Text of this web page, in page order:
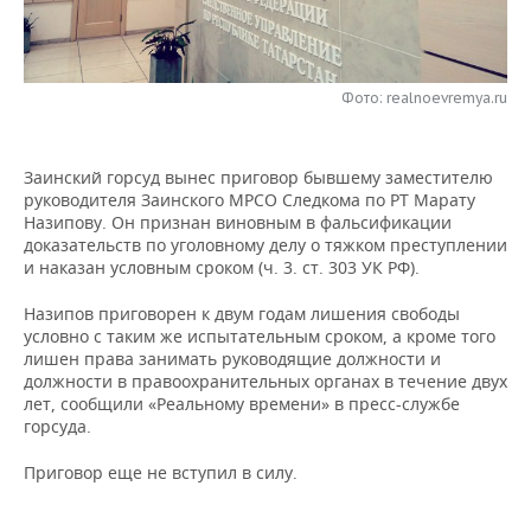
НЕФТЕХИМИЯ
НЕФТЬ
ЭНЕРГЕТИКА
РОЗНИЧНАЯ ТОРГОВЛЯ
НОВОСТИ ТЕХНОЛОГИЙ
ТЕЛЕКОММУНИКАЦИИ
МЕРОПРИЯТИЯ
БИЗНЕС-БРАНЧИ
ONLINE-КОНФЕРЕНЦИИ
ОТКРЫТАЯ ЛЕКЦИЯ
ФУТБОЛ
ХОККЕЙ
БАСКЕТБОЛ
ВОЛЕЙБОЛ
КИБЕРСПОРТ
ФИГУРНОЕ КАТАНИЕ
НОВОСТИ ОБЩЕСТВА
ВЛАСТЬ
ИНФРАСТРУКТУРА
ИСТОРИЯ
КУЛЬТУРА
МЕДИЦИНА
ФОТОГАЛЕРЕЯ
СЮЖЕТЫ
СПРАВОЧНИК
СПИСОК ПЕРСОН
СПИСОК КОМПАНИЙ
ПОЛНАЯ ВЕРСИЯ
Фото: realnoevremya.ru
Заинский горсуд вынес приговор бывшему заместителю
руководителя Заинского МРСО Следкома по РТ Марату
Назипову. Он признан виновным в фальсификации
доказательств по уголовному делу о тяжком преступлении
и наказан условным сроком (ч. 3. ст. 303 УК РФ).
Назипов приговорен к двум годам лишения свободы
условно с таким же испытательным сроком, а кроме того
лишен права занимать руководящие должности и
должности в правоохранительных органах в течение двух
лет, сообщили «Реальному времени» в пресс-службе
горсуда.
Приговор еще не вступил в силу.